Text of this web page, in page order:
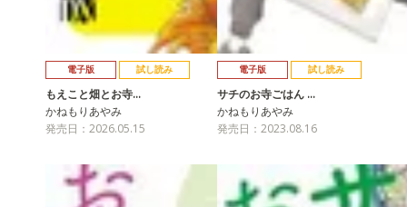
電子版 試し読み
もえこと畑とお寺…
かねもりあやみ
発売日：2026.05.15
電子版 試し読み
サチのお寺ごはん …
かねもりあやみ
発売日：2023.08.16